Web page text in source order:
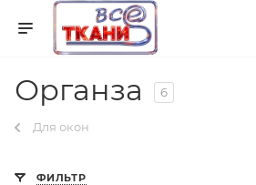
Органза 6
Для окон
ФИЛЬТР